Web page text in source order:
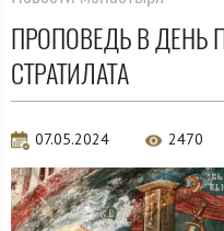
ПРОПОВЕДЬ В ДЕНЬ
СТРАТИЛАТА
07.05.2024 2470